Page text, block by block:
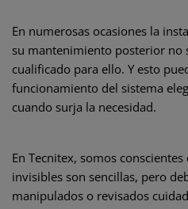
En numerosas ocasiones la
su mantenimiento posterior no
cualificado para ello. Y esto
funcionamiento del sistema
cuando surja la necesidad.
En Tecnitex, somos
invisibles son sencillas, pero
manipulados o revisados